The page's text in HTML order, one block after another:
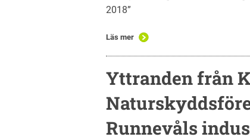
2018”
Läs mer
Yttranden från
Runnevåls